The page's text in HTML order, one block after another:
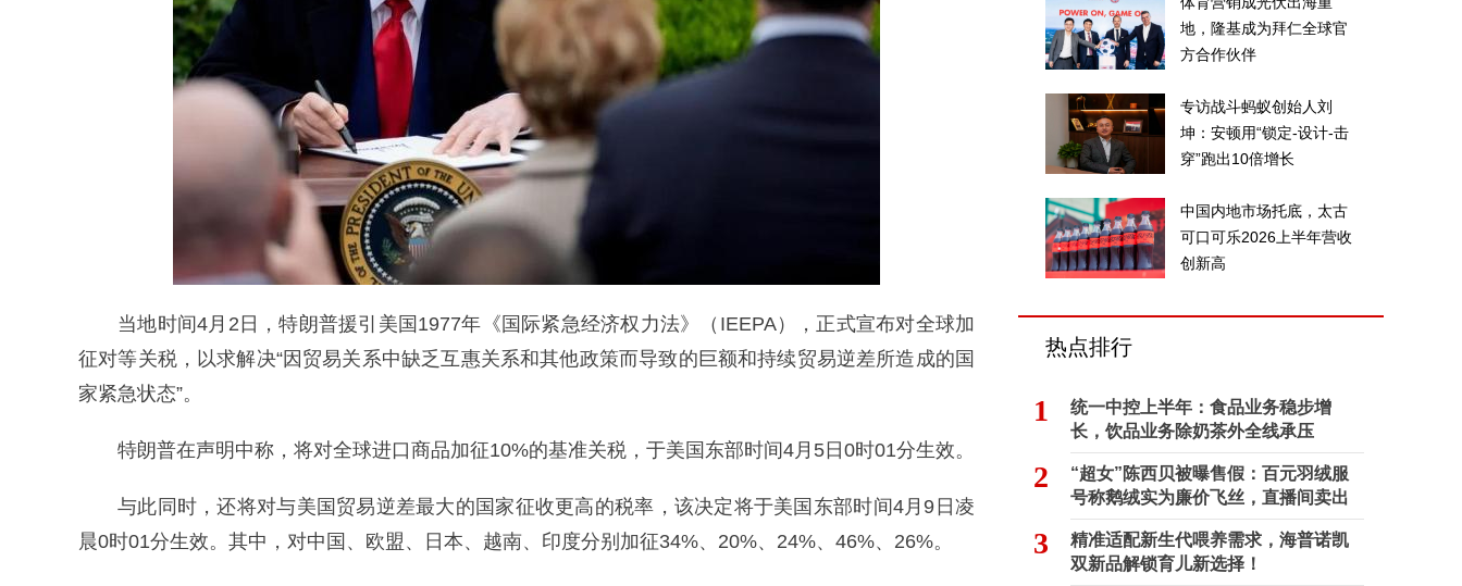
当地时间4月2日，特朗普援引美国1977年《国际紧急经济权力法》（IEEPA），正式宣布对全球加
征对等关税，以求解决“因贸易关系中缺乏互惠关系和其他政策而导致的巨额和持续贸易逆差所造成的国
家紧急状态”。
特朗普在声明中称，将对全球进口商品加征10%的基准关税，于美国东部时间4月5日0时01分生效。
与此同时，还将对与美国贸易逆差最大的国家征收更高的税率，该决定将于美国东部时间4月9日凌
晨0时01分生效。其中，对中国、欧盟、日本、越南、印度分别加征34%、20%、24%、46%、26%。
地，隆基成为拜仁全球官
方合作伙伴
专访战斗蚂蚁创始人刘
坤：安顿用“锁定-设计-击
穿”跑出10倍增长
中国内地市场托底，太古
可口可乐2026上半年营收
创新高
热点排行
1
统一中控上半年：食品业务稳步增
长，饮品业务除奶茶外全线承压
2
“超女”陈西贝被曝售假：百元羽绒服
号称鹅绒实为廉价飞丝，直播间卖出
超百万元
3
精准适配新生代喂养需求，海普诺凯
双新品解锁育儿新选择！